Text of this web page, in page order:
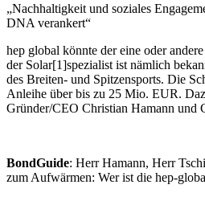
„Nachhaltigkeit und soziales
DNA verankert“
hep global könnte der eine oder
der Solar[1]spezialist ist nämlich
des Breiten- und Spitzensports. Die
Anleihe über bis zu 25 Mio. EUR.
Gründer/CEO Christian Hamann und
BondGuide: Herr Hamann, Herr
zum Aufwärmen: Wer ist die hep-